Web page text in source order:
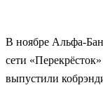
В ноябре Альфа-
сети
выпустили